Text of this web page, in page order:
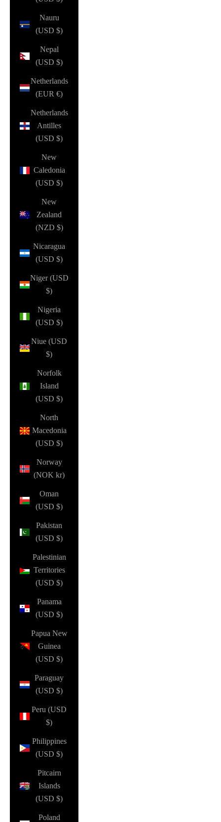
Nauru
(USD $)
Nepal
(USD $)
Netherlands
(EUR €)
Netherlands
Antilles
(USD $)
New
Caledonia
(USD $)
New
Zealand
(NZD $)
Nicaragua
(USD $)
Niger (USD
$)
Nigeria
(USD $)
Niue (USD
$)
Norfolk
Island
(USD $)
North
Macedonia
(USD $)
Norway
(NOK kr)
Oman
(USD $)
Pakistan
(USD $)
Palestinian
Territories
(USD $)
Panama
(USD $)
Papua New
Guinea
(USD $)
Paraguay
(USD $)
Peru (USD
$)
Philippines
(USD $)
Pitcairn
Islands
(USD $)
Poland